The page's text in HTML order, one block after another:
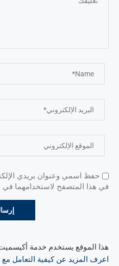
حفظ اسمي وعنوان بريدي
في هذا المتصفح لاستخدامهما في
هذا الموقع يستخدم خدمة
اعرف المزيد عن كيفية التعامل مع